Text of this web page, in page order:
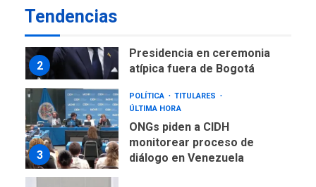
Tendencias
2
Presidencia en ceremonia
atípica fuera de Bogotá
3
POLÍTICA
TITULARES
ÚLTIMA HORA
ONGs piden a CIDH
monitorear proceso de
diálogo en Venezuela